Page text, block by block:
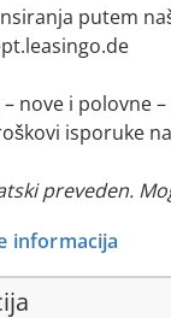
putem
nove i polovne
isporuke
preveden.
informacija